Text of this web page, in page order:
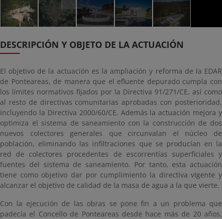
DESCRIPCIÓN Y OBJETO DE LA ACTUACIÓN
El objetivo de la actuación es la ampliación y reforma de la EDAR
de Ponteareas, de manera que el efluente depurado cumpla con
los límites normativos fijados por la Directiva 91/271/CE, así como
al resto de directivas comunitarias aprobadas con posterioridad,
incluyendo la Directiva 2000/60/CE. Además la actuación mejora y
optimiza el sistema de saneamiento con la construcción de dos
nuevos colectores generales que circunvalan el núcleo de
población, eliminando las infiltraciones que se producían en la
red de colectores procedentes de escorrentías superficiales y
fuentes del sistema de saneamiento. Por tanto, esta actuación
tiene como objetivo dar por cumplimiento la directiva vIgente y
alcanzar el objetivo de calidad de la masa de agua a la que vierte.
Con la ejecución de las obras se pone fin a un problema que
padecía el Concello de Ponteareas desde hace más de 20 años,